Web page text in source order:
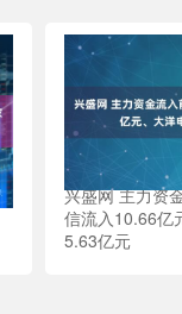
兴盛网 主力资
信流入10.66亿
5.63亿元